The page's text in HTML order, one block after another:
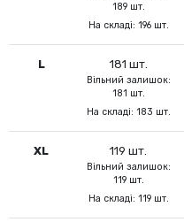
189 шт.
На складі: 196 шт.
L 181 шт.
Вільний залишок:
181 шт.
На складі: 183 шт.
XL 119 шт.
Вільний залишок:
119 шт.
На складі: 119 шт.